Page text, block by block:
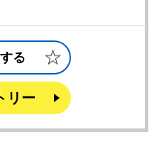
る
リー